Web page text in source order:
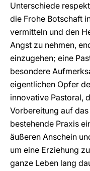
Unterschiede
die Frohe Botschaft
vermitteln und den
Angst zu nehmen,
einzugehen; eine
besondere
eigentlichen Opfer
innovative Pastoral,
Vorbereitung auf
bestehende Praxis
äußeren Anschein
um eine Erziehung
ganze Leben lang